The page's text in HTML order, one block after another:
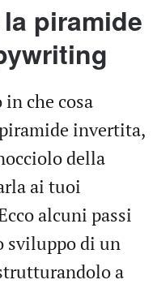
piramide
che cosa
invertita,
della
ai tuoi
alcuni passi
sviluppo di un
a